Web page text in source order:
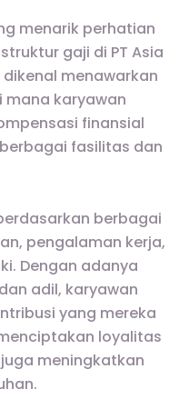
menarik perhatian
gaji di PT Asia
dikenal menawarkan
karyawan
finansial
fasilitas dan
berbagai
pengalaman kerja,
Dengan adanya
adil, karyawan
yang mereka
loyalitas
meningkatkan